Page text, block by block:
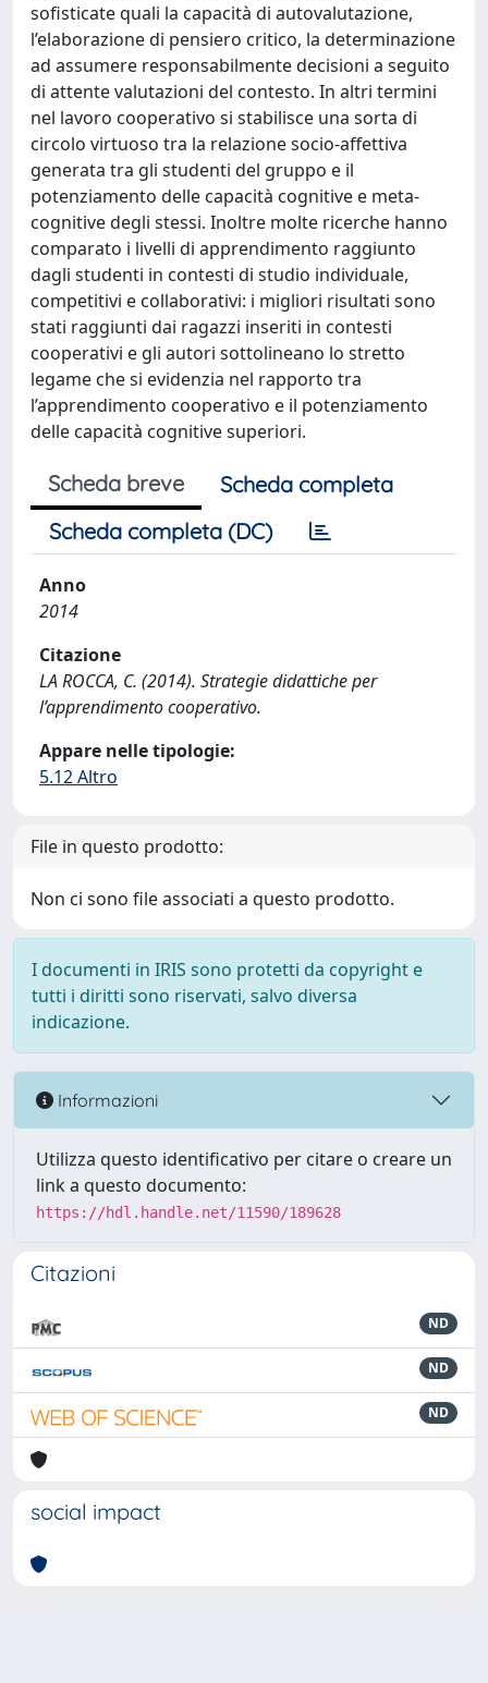
sofisticate quali la capacità di autovalutazione,
l’elaborazione di pensiero critico, la determinazione
ad assumere responsabilmente decisioni a seguito
di attente valutazioni del contesto. In altri termini
nel lavoro cooperativo si stabilisce una sorta di
circolo virtuoso tra la relazione socio-affettiva
generata tra gli studenti del gruppo e il
potenziamento delle capacità cognitive e meta-
cognitive degli stessi. Inoltre molte ricerche hanno
comparato i livelli di apprendimento raggiunto
dagli studenti in contesti di studio individuale,
competitivi e collaborativi: i migliori risultati sono
stati raggiunti dai ragazzi inseriti in contesti
cooperativi e gli autori sottolineano lo stretto
legame che si evidenzia nel rapporto tra
l’apprendimento cooperativo e il potenziamento
delle capacità cognitive superiori.
Scheda breve
Scheda completa
Scheda completa (DC)
Anno
2014
Citazione
LA ROCCA, C. (2014). Strategie didattiche per
l’apprendimento cooperativo.
Appare nelle tipologie:
5.12 Altro
File in questo prodotto:
Non ci sono file associati a questo prodotto.
I documenti in IRIS sono protetti da copyright e
tutti i diritti sono riservati, salvo diversa
indicazione.
Informazioni
Utilizza questo identificativo per citare o creare un
link a questo documento:
https://hdl.handle.net/11590/189628
Citazioni
ND
ND
ND
social impact